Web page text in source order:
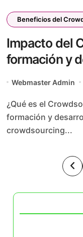
Beneficios del
Impacto del
formación y
Webmaster Admin
¿Qué es el Crowdsourcing y cómo impacta en la
formación y
crowdsourcing...